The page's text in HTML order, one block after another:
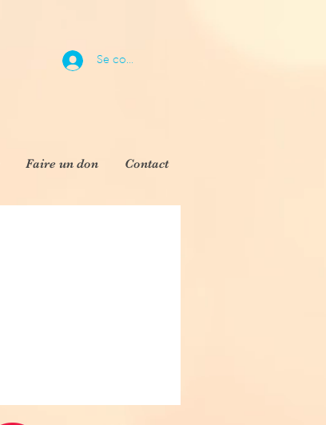
Faire un don Contact
Se connecter